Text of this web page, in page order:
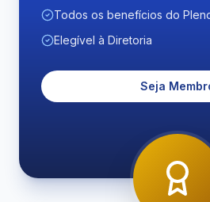
Todos os benefícios do
Elegível à Diretoria
Seja